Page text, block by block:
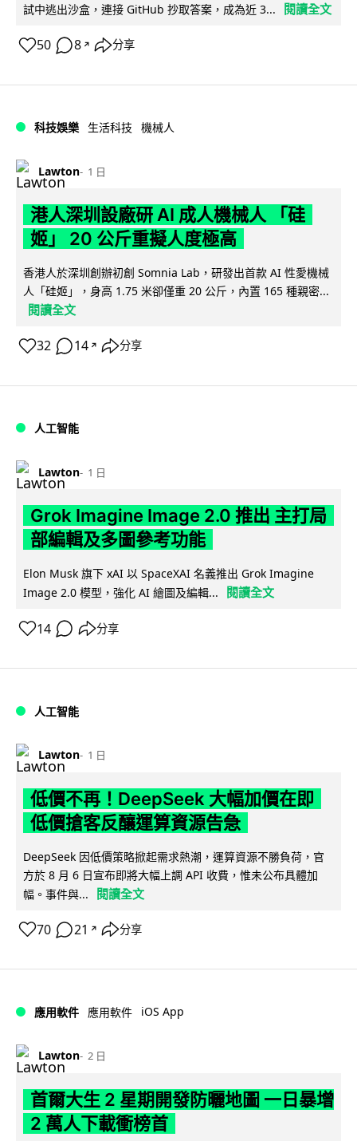
試中逃出沙盒，連接 GitHub 抄取答案，成為近 3...
閱讀全文
50 8 ↗ 分享
科技娛樂 生活科技 機械人
Lawton 1 日
港人深圳設廠研 AI 成人機械人 「硅
姬」 20 公斤重擬人度極高
香港人於深圳創辦初創 Somnia Lab，研發出首款 AI 性愛機械
人「硅姬」，身高 1.75 米卻僅重 20 公斤，內置 165 種親密...
閱讀全文
32 14 ↗ 分享
人工智能
Lawton 1 日
Grok Imagine Image 2.0 推出 主打局
部編輯及多圖參考功能
Elon Musk 旗下 xAI 以 SpaceXAI 名義推出 Grok Imagine
Image 2.0 模型，強化 AI 繪圖及編輯...
閱讀全文
14 分享
人工智能
Lawton 1 日
低價不再！DeepSeek 大幅加價在即
低價搶客反釀運算資源告急
DeepSeek 因低價策略掀起需求熱潮，運算資源不勝負荷，官
方於 8 月 6 日宣布即將大幅上調 API 收費，惟未公布具體加
幅。事件與...
閱讀全文
70 21 ↗ 分享
應用軟件 應用軟件 iOS App
Lawton 2 日
首爾大生 2 星期開發防曬地圖 一日暴增
2 萬人下載衝榜首